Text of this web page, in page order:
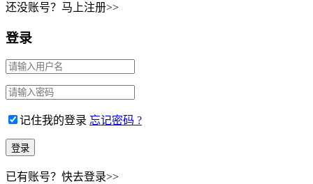
还没账号？马上注册>>
登录
记住我的登录 忘记密码 ?
已有账号？快去登录>>